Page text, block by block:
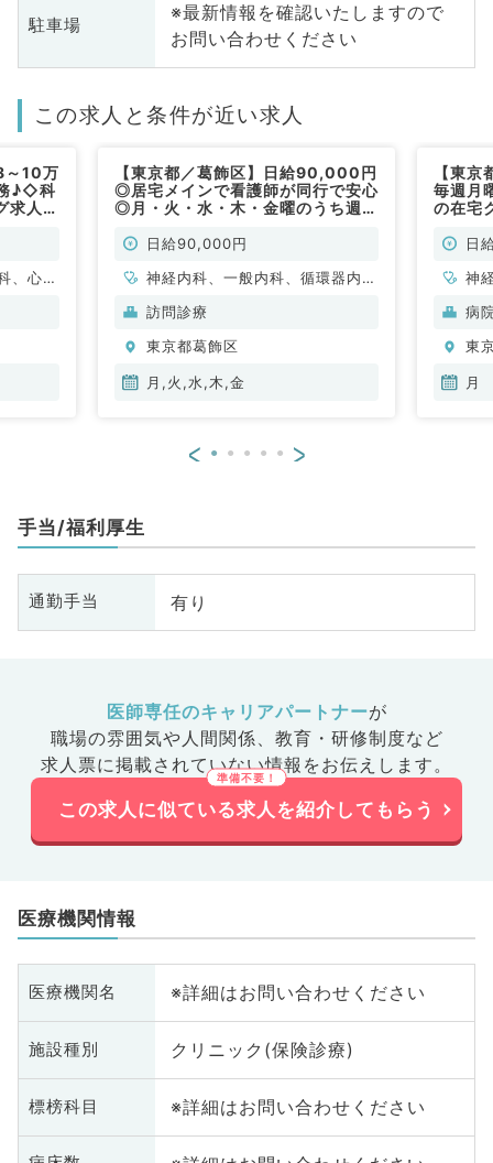
駐車場
※最新情報を確認いたしますので
お問い合わせください
この求人と条件が近い求人
～10万
♪◇科
求人
、心療
器内
般、一
外科、
不問
【東京都／葛飾区】日給90,000円
◎居宅メインで看護師が同行で安心
◎月・火・水・木・金曜のうち週1
療求人です！（内科系／非常勤）
日給90,000円
神経内科、一般内科、循環器内
科、呼吸器内科、消化器内科、内
内科、血液内科、膠原病科
訪問診療
東京都葛飾区
月,火,水,木,金
【東
毎週月
の在宅
日
神
児
鼻
科
病
東
月
< >
手当/福利厚生
通勤手当 有り
医師専任のキャリアパートナーが
職場の雰囲気や人間関係、 教育・研修制度など
求人票に掲載されていない情報をお伝えします。
この求人に似ている求人を紹介してもらう
医療機関情報
医療機関名 ※詳細はお問い合わせください
施設種別 クリニック(保険診療)
標榜科目 ※詳細はお問い合わせください